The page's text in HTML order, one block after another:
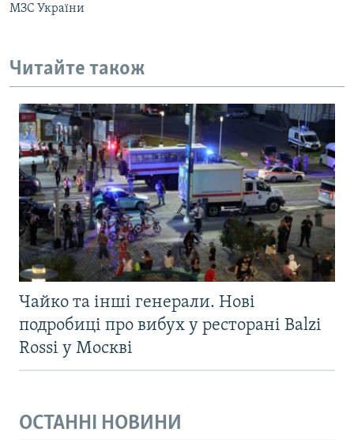
МЗС України
Читайте також
Чайко та інші генерали. Нові
подробиці про вибух у ресторані Balzi
Rossi у Москві
ОСТАННІ НОВИНИ